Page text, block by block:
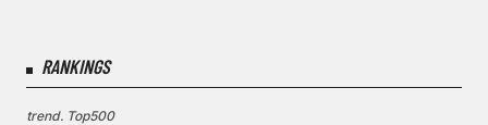
RANKINGS
trend. Top500